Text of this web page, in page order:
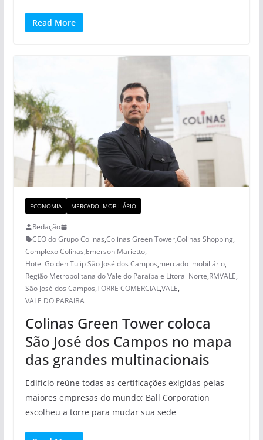
Read More
ECONOMIA MERCADO IMOBILIÁRIO
Redação
CEO do Grupo Colinas,Colinas Green Tower,Colinas Shopping,
Complexo Colinas,Emerson Marietto,
Hotel Golden Tulip São José dos Campos,mercado imobiliário,
Região Metropolitana do Vale do Paraíba e Litoral Norte,RMVALE,
São José dos Campos,TORRE COMERCIAL,VALE,
VALE DO PARAIBA
Colinas Green Tower coloca
São José dos Campos no mapa
das grandes multinacionais
Edifício reúne todas as certificações exigidas pelas
maiores empresas do mundo; Ball Corporation
escolheu a torre para mudar sua sede